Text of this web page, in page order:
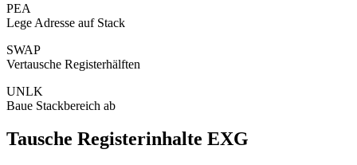
PEA
Lege Adresse auf Stack
SWAP
Vertausche Registerhälften
UNLK
Baue Stackbereich ab
Tausche Registerinhalte EXG